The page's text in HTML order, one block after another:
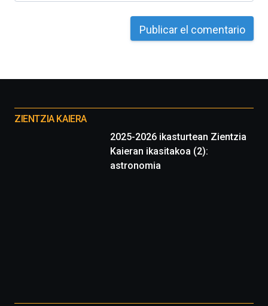
proyectos
ZIENTZIA KAIERA
2025-2026 ikasturtean Zientzia
Kaieran ikasitakoa (2):
astronomia